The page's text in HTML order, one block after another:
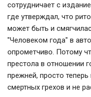
сотрудничает с
где утверждал, что
может быть и
"Человеком года" в
опрометчиво. Потому
престола в отношении
прежней, просто
смертных грехов и не